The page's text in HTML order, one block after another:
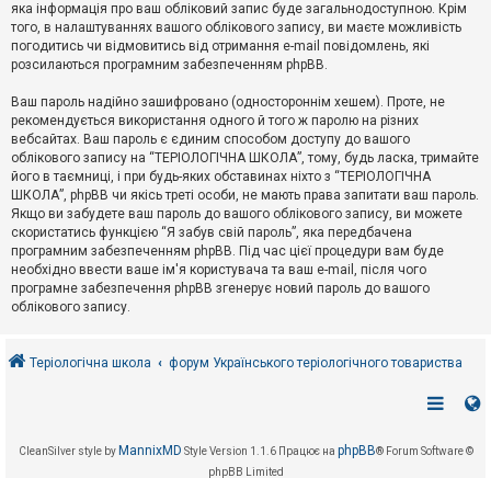
Д
о
м
о
г
яка інформація про ваш обліковий запис буде загальнодоступною. Крім
того, в налаштуваннях вашого облікового запису, ви маєте можливість
погодитись чи відмовитись від отримання e-mail повідомлень, які
розсилаються програмним забезпеченням phpBB.
Ваш пароль надійно зашифровано (одностороннім хешем). Проте, не
рекомендується використання одного й того ж паролю на різних
вебсайтах. Ваш пароль є єдиним способом доступу до вашого
облікового запису на “ТЕРІОЛОГІЧНА ШКОЛА”, тому, будь ласка, тримайте
його в таємниці, і при будь-яких обставинах ніхто з “ТЕРІОЛОГІЧНА
ШКОЛА”, phpBB чи якісь треті особи, не мають права запитати ваш пароль.
Якщо ви забудете ваш пароль до вашого облікового запису, ви можете
скористатись функцією “Я забув свій пароль”, яка передбачена
програмним забезпеченням phpBB. Під час цієї процедури вам буде
необхідно ввести ваше ім'я користувача та ваш e-mail, після чого
програмне забезпечення phpBB згенерує новий пароль до вашого
облікового запису.
Теріологічна школа форум Українського теріологічного товариства
CleanSilver style by MannixMD Style Version 1.1.6 Працює на phpBB® Forum Software ©
phpBB Limited